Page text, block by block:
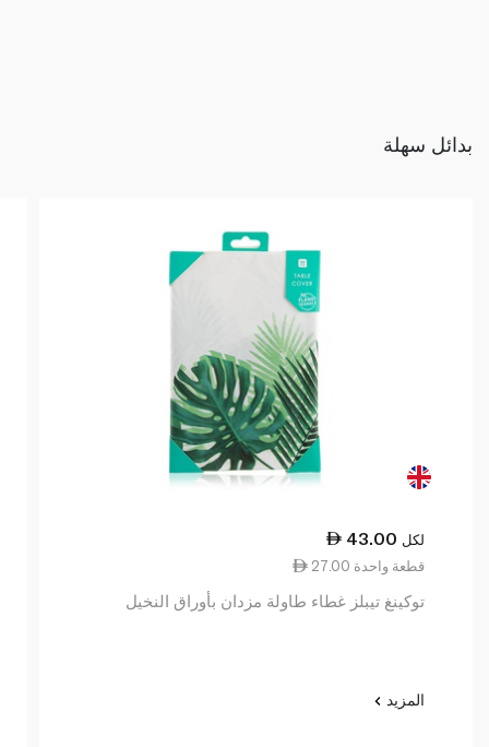
بدائل سهلة
43.00 لكل
27.00 قطعة واحدة
توكينغ تيبلز غطاء طاولة مزدان بأوراق النخيل
المزيد